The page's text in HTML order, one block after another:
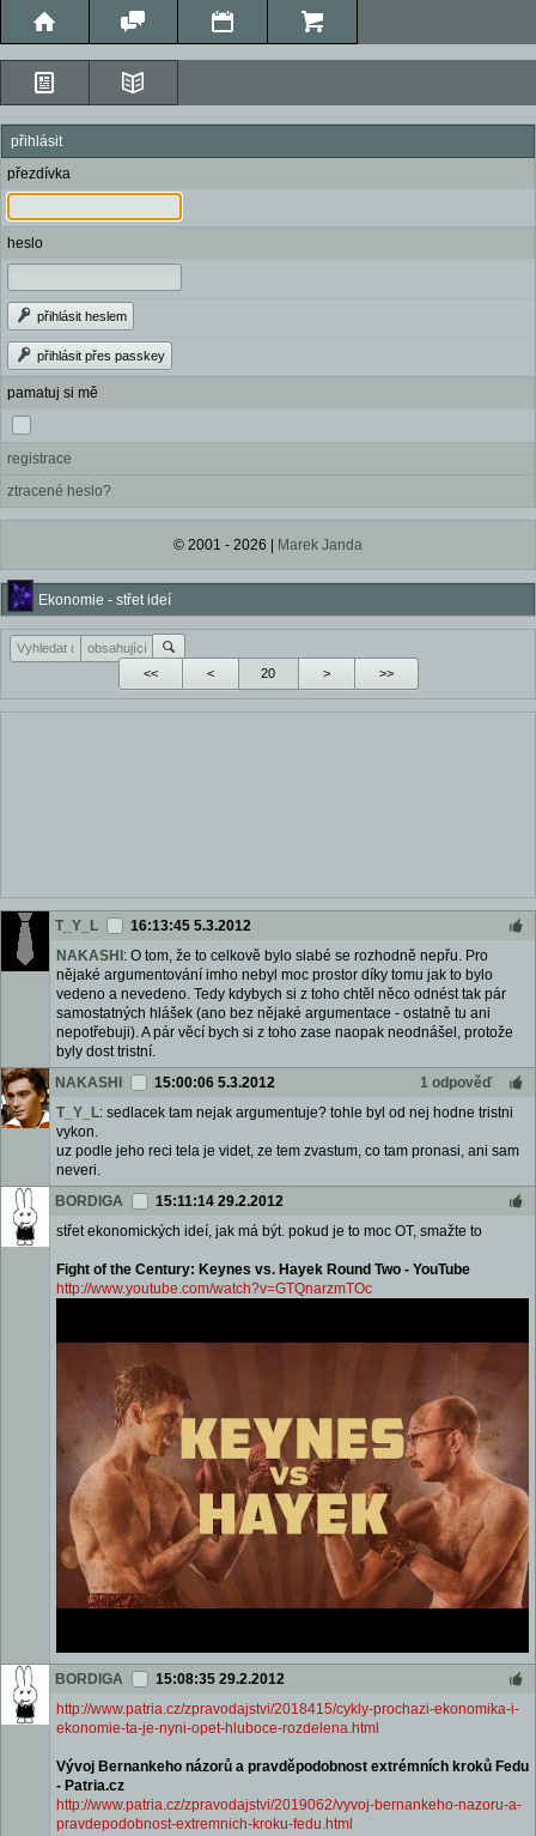
přihlásit
přezdívka
heslo
přihlásit heslem
přihlásit přes passkey
pamatuj si mě
registrace
ztracené heslo?
© 2001 - 2026 | Marek Janda
Ekonomie - střet ideí
<< < > >>
T_Y_L
16:13:45 5.3.2012
NAKASHI : O tom, že to celkově bylo slabé se rozhodně nepřu. Pro
nějaké argumentování imho nebyl moc prostor díky tomu jak to bylo
vedeno a nevedeno. Tedy kdybych si z toho chtěl něco odnést tak pár
samostatných hlášek (ano bez nějaké argumentace - ostatně tu ani
nepotřebuji). A pár věcí bych si z toho zase naopak neodnášel, protože
byly dost tristní.
NAKASHI
15:00:06 5.3.2012
1 odpověď
T_Y_L: sedlacek tam nejak argumentuje? tohle byl od nej hodne tristni
vykon.
uz podle jeho reci tela je videt, ze tem zvastum, co tam pronasi, ani sam
neveri.
BORDIGA
15:11:14 29.2.2012
střet ekonomických ideí, jak má být. pokud je to moc OT, smažte to
Fight of the Century: Keynes vs. Hayek Round Two - YouTube
http://www.youtube.com/watch?v=GTQnarzmTOc
BORDIGA
15:08:35 29.2.2012
http://www.patria.cz/zpravodajstvi/2018415/cykly-prochazi-ekonomika-i-
ekonomie-ta-je-nyni-opet-hluboce-rozdelena.html
Vývoj Bernankeho názorů a pravděpodobnost extrémních kroků Fedu
- Patria.cz
http://www.patria.cz/zpravodajstvi/2019062/vyvoj-bernankeho-nazoru-a-
pravdepodobnost-extremnich-kroku-fedu.html